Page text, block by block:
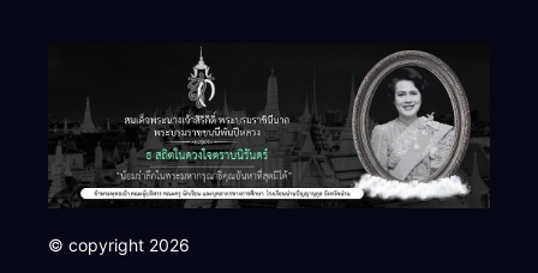
© copyright 2026